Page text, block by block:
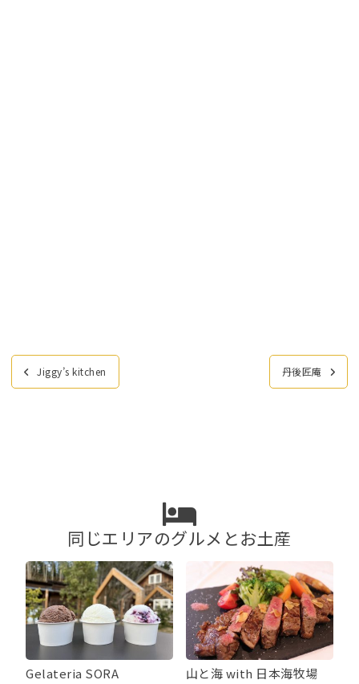
投
稿
Jiggy’s kitchen 丹後匠庵
同じエリアのグルメとお土産
Gelateria SORA 山と海 with 日本海牧場